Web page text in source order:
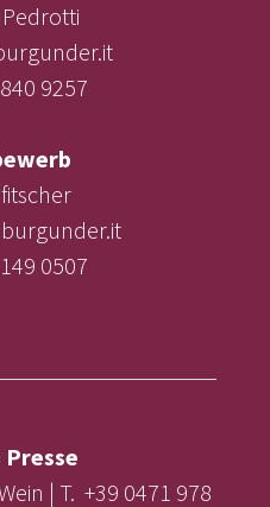
9257
0507
| T. +39 0471 978